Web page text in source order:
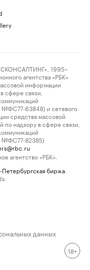
1995–
агентства «РБК»
информации
сфере связи,
№ФС77-63848) и сетевого
средства массовой
надзору в сфере связи,
№ФС77-82385)
агентство «РБК».
Петербургская биржа
данных
18+